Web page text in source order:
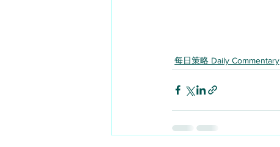
每日策略 Daily Commentary